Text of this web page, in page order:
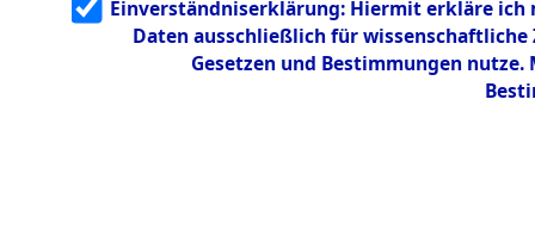
g
5.3.3
Todesmärsch
Einverständniserklärung: Hiermit erkläre ich
Daten ausschließlich für
Gesetzen und Bestimmungen